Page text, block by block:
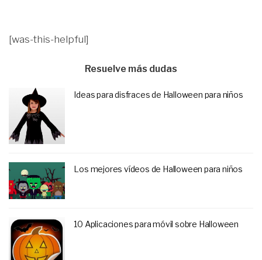
[was-this-helpful]
Resuelve más dudas
Ideas para disfraces de Halloween para niños
Los mejores vídeos de Halloween para niños
10 Aplicaciones para móvil sobre Halloween